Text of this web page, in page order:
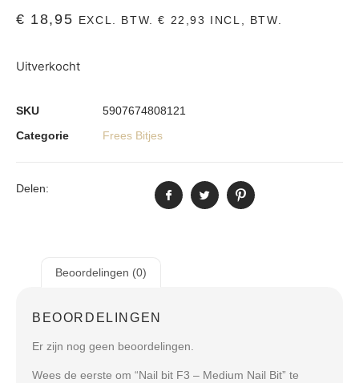
€ 18,95 EXCL. BTW.€ 22,93 INCL, BTW.
Uitverkocht
SKU
5907674808121
Categorie
Frees Bitjes
Delen:
Beoordelingen (0)
BEOORDELINGEN
Er zijn nog geen beoordelingen.
Wees de eerste om “Nail bit F3 – Medium Nail Bit” te